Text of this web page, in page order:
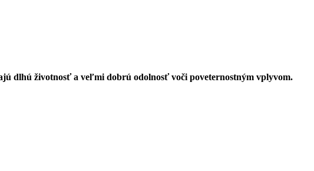
dlhú životnosť a veľmi dobrú odolnosť voči poveternostným vplyvom.